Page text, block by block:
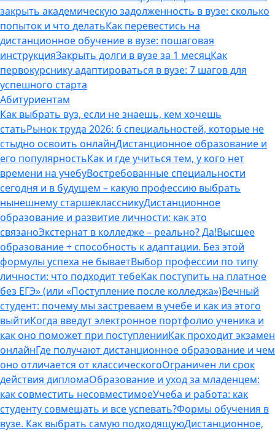
закрыть академическую задолженность в вузе: сколько
попыток и что делатьКак перевестись на
дистанционное обучение в вузе: пошаговая
инструкцияЗакрыть долги в вузе за 1 месяцКак
первокурснику адаптироваться в вузе: 7 шагов для
успешного старта
Абитуриентам
Как выбрать вуз, если не знаешь, кем хочешь
статьРынок труда 2026: 6 специальностей, которые не
стыдно освоить онлайнДистанционное образование и
его популярностьКак и где учиться тем, у кого нет
времени на учебуВостребованные специальности
сегодня и в будущем – какую профессию выбрать
нынешнему старшеклассникуДистанционное
образование и развитие личности: как это
связаноЭкстернат в колледже – реально? Да!Высшее
образование + способность к адаптации. Без этой
формулы успеха не бываетВыбор профессии по типу
личности: что подходит тебеКак поступить на платное
без ЕГЭ» (или «Поступление после колледжа»)Вечный
студент: почему мы застреваем в учебе и как из этого
выйтиКогда введут электронное портфолио ученика и
как оно поможет при поступленииКак проходит экзамен
онлайнГде получают дистанционное образование и чем
оно отличается от классическогоОграничен ли срок
действия дипломаОбразование и уход за младенцем:
как совместить несовместимоеУчеба и работа: как
студенту совмещать и все успевать?Формы обучения в
вузе. Как выбрать самую подходящуюДистанционное,